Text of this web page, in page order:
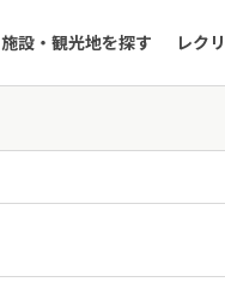
施設・観光地を探す レク